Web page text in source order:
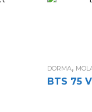
DORMA,
BTS 75 V